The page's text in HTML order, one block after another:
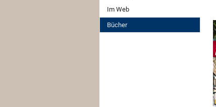
Im Web
Bücher